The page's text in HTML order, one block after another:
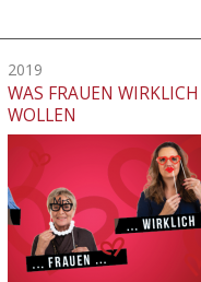
2019
WAS FRAUEN WIRKLICH
WOLLEN